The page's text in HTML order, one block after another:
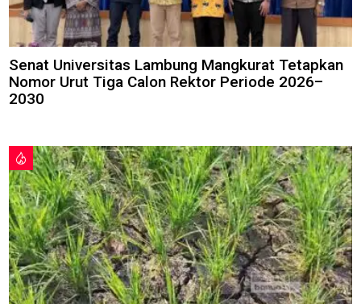
Senat Universitas Lambung Mangkurat Tetapkan
Nomor Urut Tiga Calon Rektor Periode 2026–
2030